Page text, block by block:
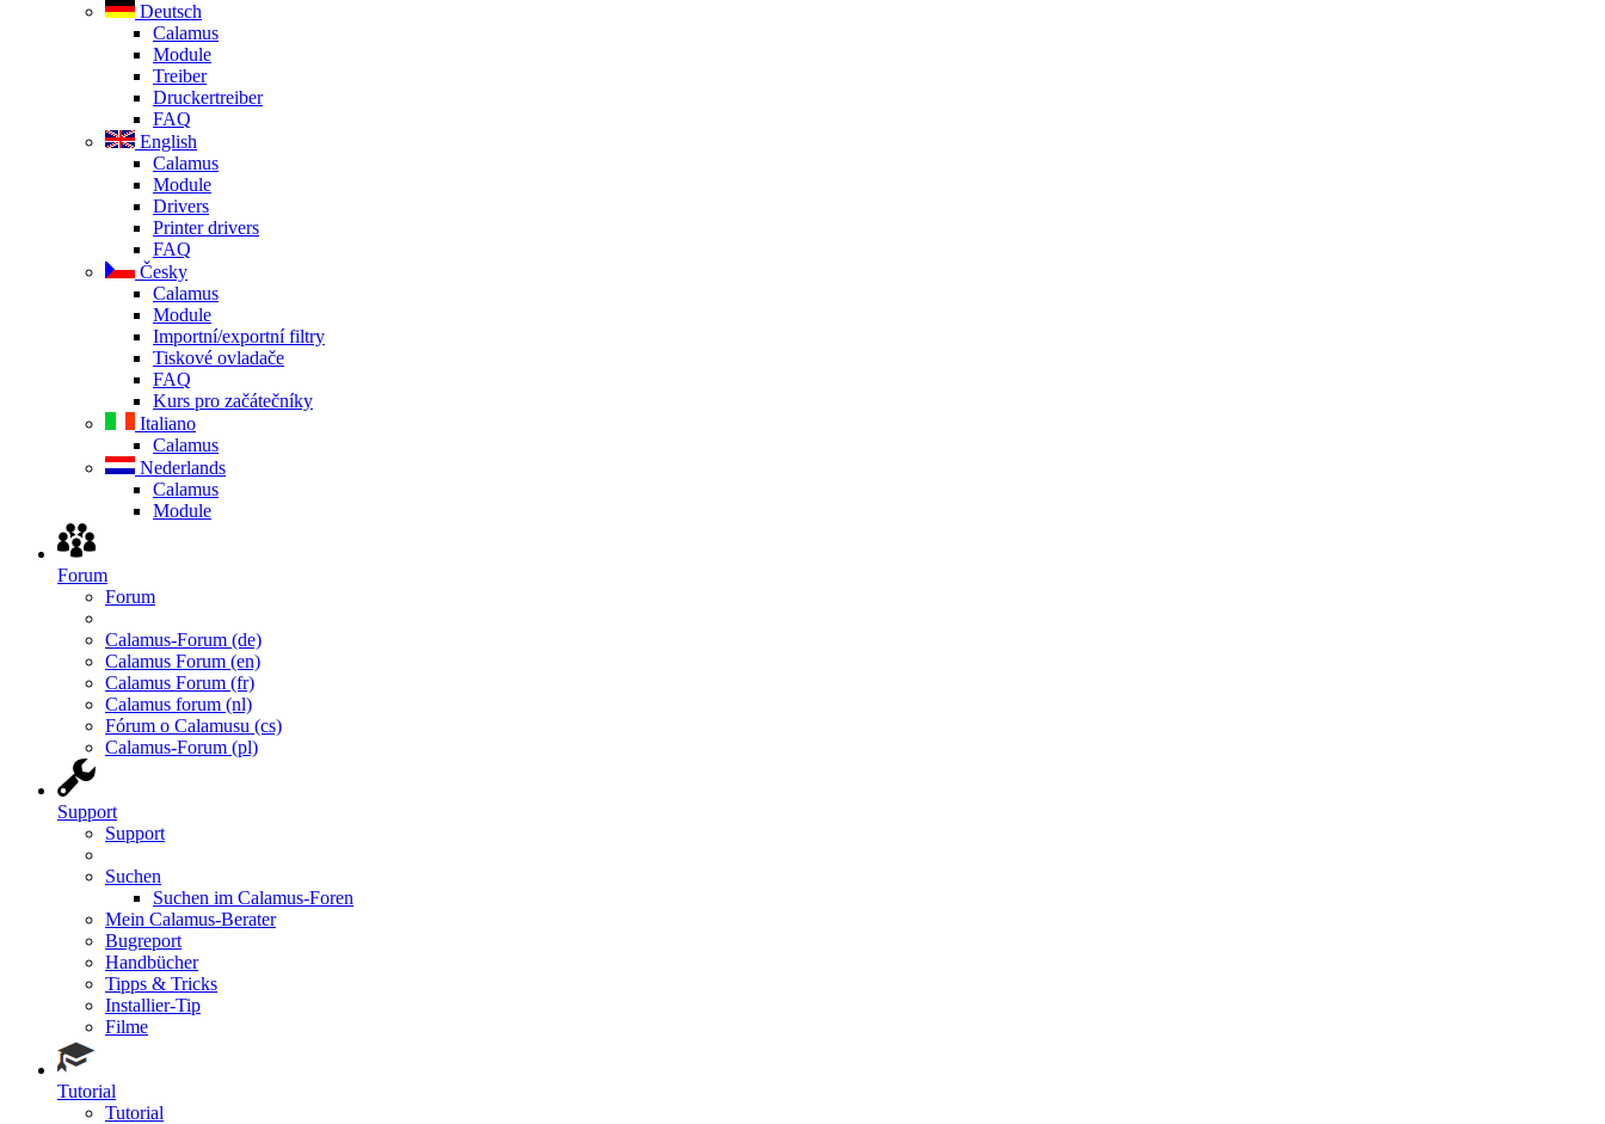
Deutsch
Calamus
Module
Treiber
Druckertreiber
FAQ
English
Calamus
Module
Drivers
Printer drivers
FAQ
Česky
Calamus
Module
Importní/exportní filtry
Tiskové ovladače
FAQ
Kurs pro začátečníky
Italiano
Calamus
Nederlands
Calamus
Module
Forum
Forum
Calamus-Forum (de)
Calamus Forum (en)
Calamus Forum (fr)
Calamus forum (nl)
Fórum o Calamusu (cs)
Calamus-Forum (pl)
Support
Support
Suchen
Suchen im Calamus-Foren
Mein Calamus-Berater
Bugreport
Handbücher
Tipps & Tricks
Installier-Tip
Filme
Tutorial
Tutorial